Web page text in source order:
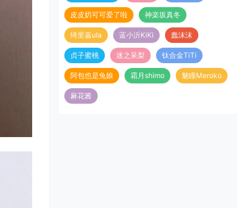
皮皮奶可可爱了啦 神楽坂真冬
绮里嘉ula 蓝小沂KiKi 蠢沫沫
贞子蜜桃 迷之呆梨 钛合金TiTi
阿包也是兔娘 霜月shimo 魅瞳Meroko
麻花酱